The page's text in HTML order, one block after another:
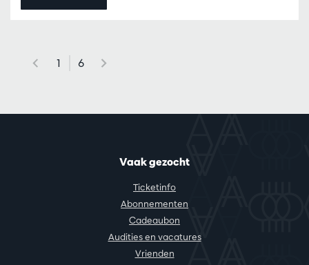
1 6
Vaak gezocht
Ticketinfo
Abonnementen
Cadeaubon
Audities en vacatures
Vrienden